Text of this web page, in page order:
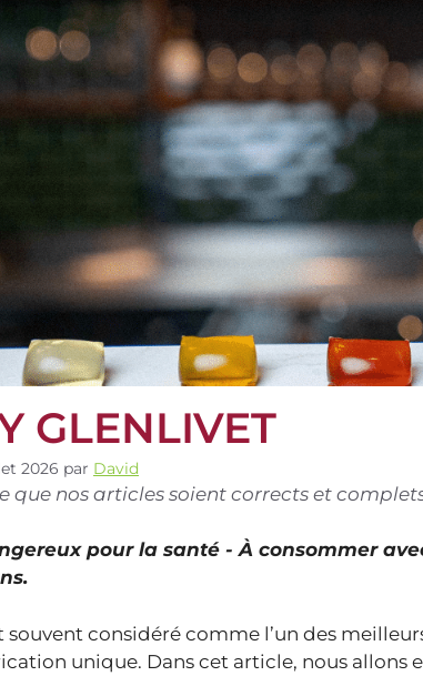
GLENLIVET
2026 par David
que nos articles soient corrects et
pour la santé - À consommer
souvent considéré comme l’un des
unique. Dans cet article, nous allons